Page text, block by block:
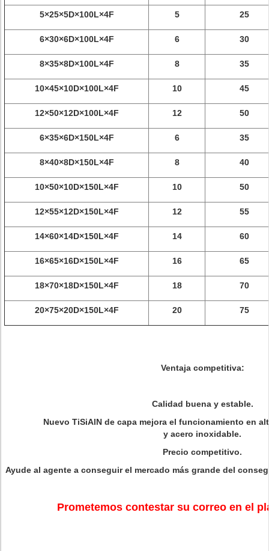
5×25×5D×100L×4F 5 25
6×30×6D×100L×4F 6 30
8×35×8D×100L×4F 8 35
10×45×10D×100L×4F 10 45
12×50×12D×100L×4F 12 50
6×35×6D×150L×4F 6 35
8×40×8D×150L×4F 8 40
10×50×10D×150L×4F 10 50
12×55×12D×150L×4F 12 55
14×60×14D×150L×4F 14 60
16×65×16D×150L×4F 16 65
18×70×18D×150L×4F 18 70
20×75×20D×150L×4F 20 75
Ventaja competitiva:
Calidad buena y estable.
Nuevo TiSiAlN de capa mejora el funcionamiento en
y acero inoxidable.
Precio competitivo.
Ayude al agente a conseguir el mercado más grande del
Prometemos contestar su correo en el